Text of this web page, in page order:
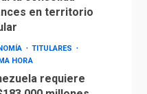
millones
alcanzar 3
de Guadalupe